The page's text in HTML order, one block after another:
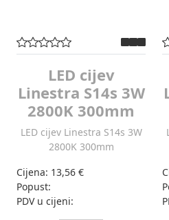
LED cijev
Linestra S14s 3W
2800K 300mm
LED cijev Linestra S14s 3W
2800K 300mm
Cijena: 13,56 €
Popust:
PDV u cijeni: